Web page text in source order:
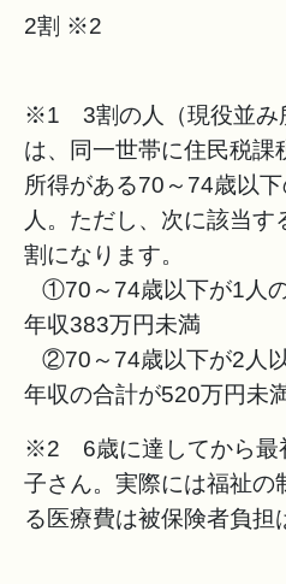
2割 ※2
※1 3割の人（現役並み
は、同一世帯に住民税
所得がある70～74歳以
人。ただし、次に該当
割になります。
①70～74歳以下が1人
年収383万円未満
②70～74歳以下が2人
年収の合計が520万円未
※2 6歳に達してから最
子さん。実際には福祉の
る医療費は被保険者負担